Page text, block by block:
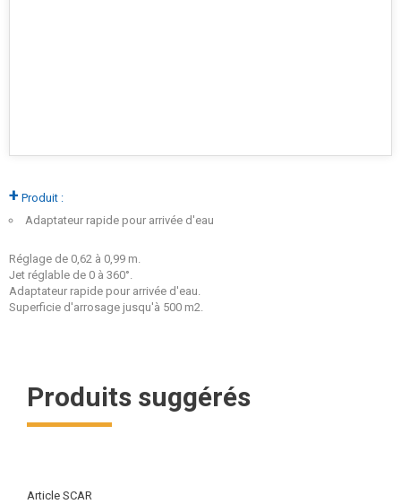
+ Produit :
Adaptateur rapide pour arrivée d'eau
Réglage de 0,62 à 0,99 m.
Jet réglable de 0 à 360°.
Adaptateur rapide pour arrivée d'eau.
Superficie d'arrosage jusqu'à 500 m2.
Produits suggérés
Article SCAR